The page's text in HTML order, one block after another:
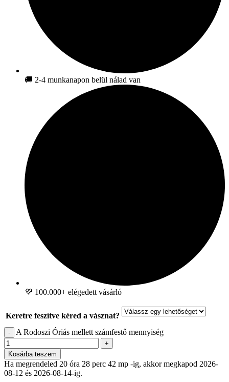
🚚 2-4 munkanapon belül nálad van
💜 100.000+ elégedett vásárló
Keretre feszítve kéred a vásznat?
- A Rodoszi Óriás mellett számfestő mennyiség
+
Kosárba teszem
Ha megrendeled 20 óra 28 perc 41 mp -ig, akkor megkapod 2026-
08-12 és 2026-08-14-ig.